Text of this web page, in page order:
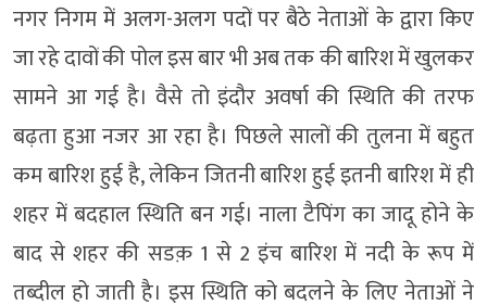
नगर निगम में अलग-अलग पदों पर बैठे नेताओं के द्वारा किए
जा रहे दावों की पोल इस बार भी अब तक की बारिश में खुलकर
सामने आ गई है। वैसे तो इंदौर अवर्षा की स्थिति की तरफ
बढ़ता हुआ नजर आ रहा है। पिछले सालों की तुलना में बहुत
कम बारिश हुई है, लेकिन जितनी बारिश हुई इतनी बारिश में ही
शहर में बदहाल स्थिति बन गई। नाला टैपिंग का जादू होने के
बाद से शहर की सडक़ 1 से 2 इंच बारिश में नदी के रूप में
तब्दील हो जाती है। इस स्थिति को बदलने के लिए नेताओं ने